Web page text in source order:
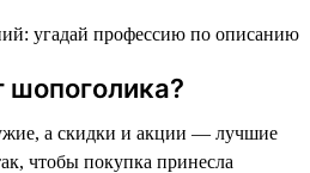
шопоголика?
а скидки и акции — лучшие
чтобы покупка принесла